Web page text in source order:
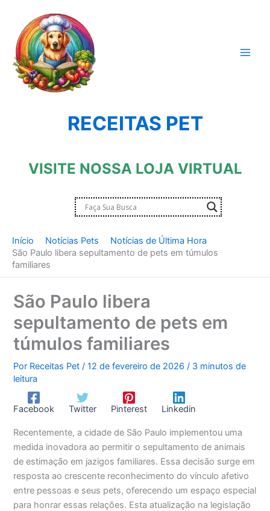
conteúdo
RECEITAS PET
VISITE NOSSA LOJA VIRTUAL
Início Notícias Pets
Notícias de Última Hora
São Paulo libera sepultamento de pets em túmulos
familiares
São Paulo libera
sepultamento de pets em
túmulos familiares
Por Receitas Pet/12 de fevereiro de 2026/ 3 minutos de
leitura
Facebook Twitter Pinterest Linkedin
Recentemente, a cidade de São Paulo implementou uma
medida inovadora ao permitir o sepultamento de animais
de estimação em jazigos familiares. Essa decisão surge em
resposta ao crescente reconhecimento do vínculo afetivo
entre pessoas e seus pets, oferecendo um espaço especial
para honrar essas relações. Esta atualização na legislação